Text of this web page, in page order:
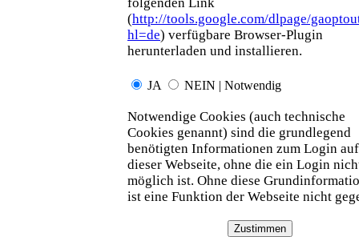
(http://tools.google.com/dlpage/
hl=de) verfügbare Browser-Plugin
herunterladen und installieren.
JA NEIN | Notwendig
Notwendige Cookies (auch technische
Cookies genannt) sind die grundlegend
benötigten Informationen zum Login auf
dieser Webseite, ohne die ein Login
möglich ist. Ohne diese
ist eine Funktion der Webseite nicht
Zustimmen